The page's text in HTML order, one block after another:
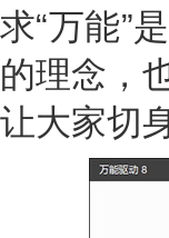
求“万能”
的理念，
让大家切